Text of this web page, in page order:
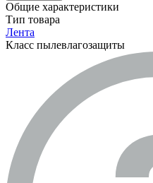
Общие характеристики
Тип товара
Лента
Класс пылевлагозащиты